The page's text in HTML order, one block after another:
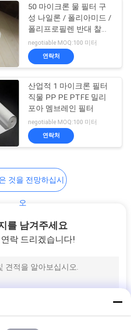
직물
14
직물
리액 펌프
50 마이크론 물 필터 구
성 나일론 / 폴리아미드 /
폴리프로필렌 반대 찰과
상
negotiable MOQ:100 미터
연락처
산업적 1 마이크론 필터
직물 PP PE PTFE 밀리
포아 멤브레인 필터
negotiable MOQ:100 미터
연락처
것을 전망하십시
오
를 남겨주세요
락 드리겠습니다!